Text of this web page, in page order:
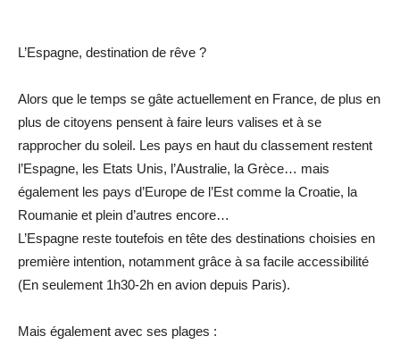
L’Espagne, destination de rêve ?
Alors que le temps se gâte actuellement en France, de plus en
plus de citoyens pensent à faire leurs valises et à se
rapprocher du soleil. Les pays en haut du classement restent
l’Espagne, les Etats Unis, l’Australie, la Grèce… mais
également les pays d’Europe de l’Est comme la Croatie, la
Roumanie et plein d’autres encore…
L’Espagne reste toutefois en tête des destinations choisies en
première intention, notamment grâce à sa facile accessibilité
(En seulement 1h30-2h en avion depuis Paris).
Mais également avec ses plages :